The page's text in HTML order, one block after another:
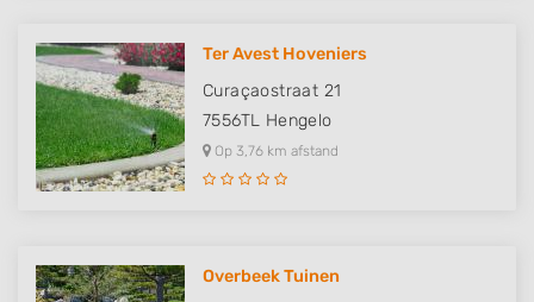
Ter Avest Hoveniers
Curaçaostraat 21
7556TL Hengelo
Op 3,76 km afstand
Overbeek Tuinen